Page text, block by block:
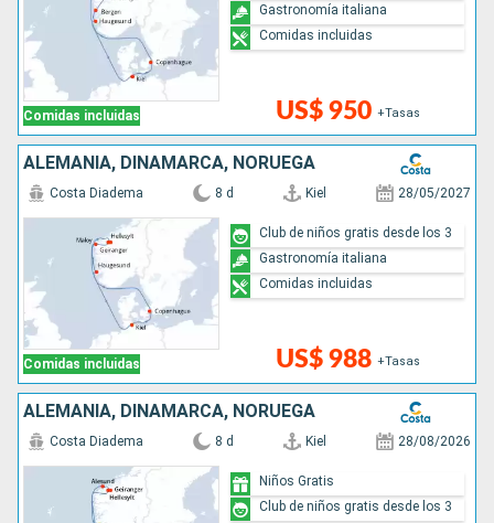
Comidas incluidas US$ 950 +Tasas
Gastronomía italiana
Comidas incluidas
ALEMANIA, DINAMARCA, NORUEGA
Comidas incluidas
Costa Diadema 8 d Kiel 28/05/2027
US$ 988 +Tasas
Club de niños gratis desde los 3
Gastronomía italiana
Comidas incluidas
ALEMANIA, DINAMARCA, NORUEGA
Costa Diadema 8 d Kiel 28/08/2026
Niños Gratis
Club de niños gratis desde los 3